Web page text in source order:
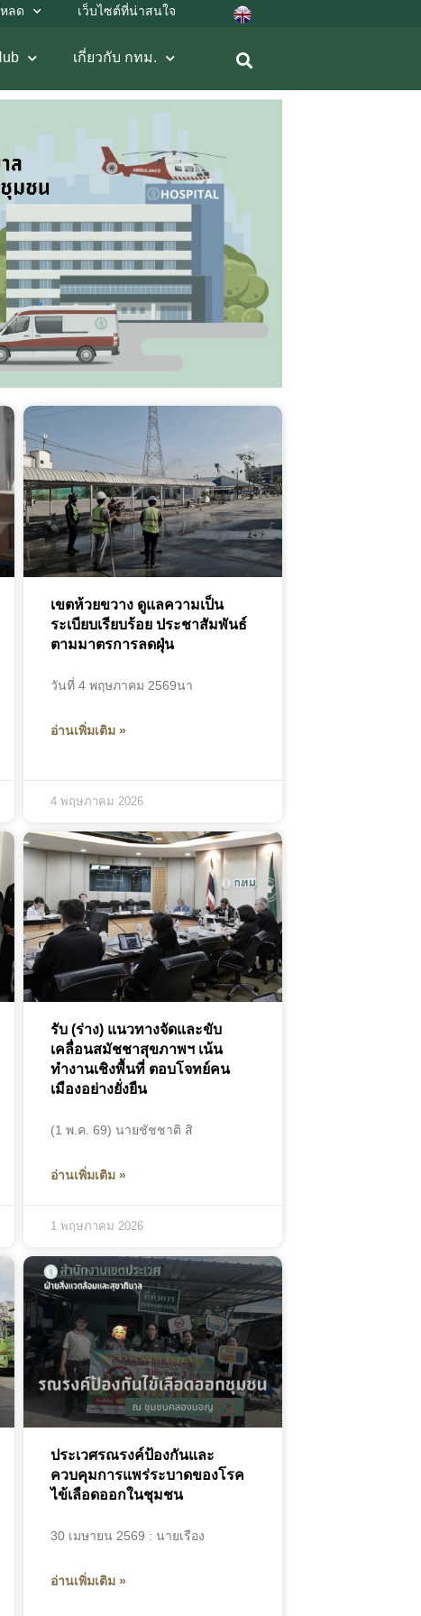
ลด เว็บไซต์ที่น่าสนใจ
เกี่ยวกับ กทม.
เขตห้วยขวาง ดูแลความเป็น
ระเบียบเรียบร้อย ประชาสัมพันธ์
ตามมาตรการลดฝุ่น
วัน​ที่ 4 พฤษภาคม​ 2569นา
อ่านเพิ่มเติม »
4 พฤษภาคม 2026
รับ (ร่าง) แนวทางจัดและขับ
เคลื่อนสมัชชาสุขภาพฯ เน้น
ทำงานเชิงพื้นที่ ตอบโจทย์คน
เมืองอย่างยั่งยืน
(1 พ.ค. 69) นายชัชชาติ สิ
อ่านเพิ่มเติม »
1 พฤษภาคม 2026
ประเวศรณรงค์ป้องกันและ
ควบคุมการแพร่ระบาดของโรค
ไข้เลือดออกในชุมชน
30 เมษายน 2569 : นายเรือง
อ่านเพิ่มเติม »